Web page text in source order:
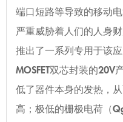
端口短路等导致的移动
严重威胁着人们的人身财
推出了一系列专用于该
MOSFET双芯封装的20V
低了器件本身的发热，
高；极低的栅极电荷（